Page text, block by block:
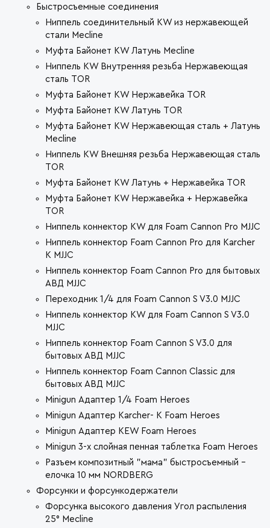
Быстросъемные соединения
Ниппель соединительный KW из нержавеющей
стали Mecline
Муфта Байонет KW Латунь Mecline
Ниппель KW Внутренняя резьба Нержавеющая
сталь TOR
Муфта Байонет KW Нержавейка TOR
Муфта Байонет KW Латунь TOR
Муфта Байонет KW Нержавеющая сталь + Латунь
Mecline
Ниппель KW Внешняя резьба Нержавеющая сталь
TOR
Муфта Байонет KW Латунь + Нержавейка TOR
Муфта Байонет KW Нержавейка + Нержавейка
TOR
Ниппель коннектор KW для Foam Cannon Pro MJJC
Ниппель коннектор Foam Cannon Pro для Karcher
K MJJC
Ниппель коннектор Foam Cannon Pro для бытовых
АВД MJJC
Переходник 1/4 для Foam Cannon S V3.0 MJJC
Ниппель коннектор KW для Foam Cannon S V3.0
MJJC
Ниппель коннектор Foam Cannon S V3.0 для
бытовых АВД MJJC
Ниппель коннектор Foam Cannon Classic для
бытовых АВД MJJC
Minigun Адаптер 1/4 Foam Heroes
Minigun Адаптер Karcher- K Foam Heroes
Minigun Адаптер KEW Foam Heroes
Minigun 3-х слойная пенная таблетка Foam Heroes
Разъем композитный "мама" быстросъемный -
елочка 10 мм NORDBERG
Форсунки и форсункодержатели
Форсунка высокого давления Угол распыления
25° Mecline